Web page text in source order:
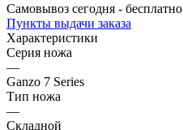
Самовывоз сегодня - бесплатно
Пункты выдачи заказа
Характеристики
Серия ножа
—
Ganzo 7 Series
Тип ножа
—
Складной